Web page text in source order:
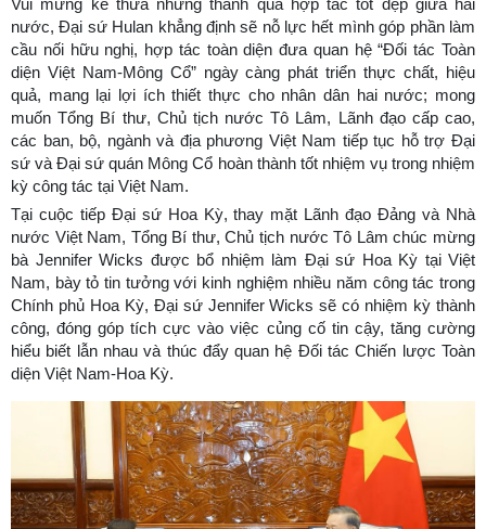
Vui mừng kế thừa những thành quả hợp tác tốt đẹp giữa hai
nước, Đại sứ Hulan khẳng định sẽ nỗ lực hết mình góp phần làm
cầu nối hữu nghị, hợp tác toàn diện đưa quan hệ “Đối tác Toàn
diện Việt Nam-Mông Cổ” ngày càng phát triển thực chất, hiệu
quả, mang lại lợi ích thiết thực cho nhân dân hai nước; mong
muốn Tổng Bí thư, Chủ tịch nước Tô Lâm, Lãnh đạo cấp cao,
các ban, bộ, ngành và địa phương Việt Nam tiếp tục hỗ trợ Đại
sứ và Đại sứ quán Mông Cổ hoàn thành tốt nhiệm vụ trong nhiệm
kỳ công tác tại Việt Nam.
Tại cuộc tiếp Đại sứ Hoa Kỳ, thay mặt Lãnh đạo Đảng và Nhà
nước Việt Nam, Tổng Bí thư, Chủ tịch nước Tô Lâm chúc mừng
bà Jennifer Wicks được bổ nhiệm làm Đại sứ Hoa Kỳ tại Việt
Nam, bày tỏ tin tưởng với kinh nghiệm nhiều năm công tác trong
Chính phủ Hoa Kỳ, Đại sứ Jennifer Wicks sẽ có nhiệm kỳ thành
công, đóng góp tích cực vào việc củng cố tin cậy, tăng cường
hiểu biết lẫn nhau và thúc đẩy quan hệ Đối tác Chiến lược Toàn
diện Việt Nam-Hoa Kỳ.